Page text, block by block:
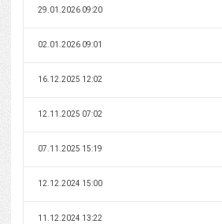
29.01.2026 09:20
02.01.2026 09:01
16.12.2025 12:02
12.11.2025 07:02
07.11.2025 15:19
12.12.2024 15:00
11.12.2024 13:22